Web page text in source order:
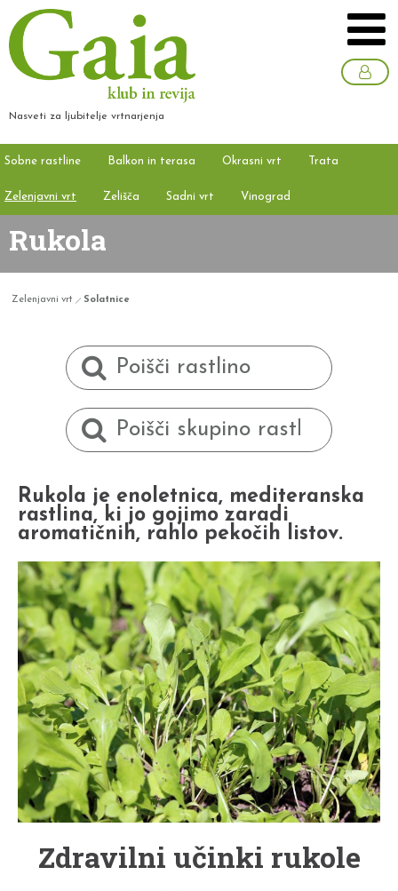
Nasveti za ljubitelje vrtnarjenja
Sobne rastline Balkon in terasa Okrasni vrt Trata
Zelenjavni vrt Zelišča Sadni vrt Vinograd
Rukola
Zelenjavni vrt Solatnice
Rukola je enoletnica, mediteranska
rastlina, ki jo gojimo zaradi
aromatičnih, rahlo pekočih listov.
Zdravilni učinki rukole